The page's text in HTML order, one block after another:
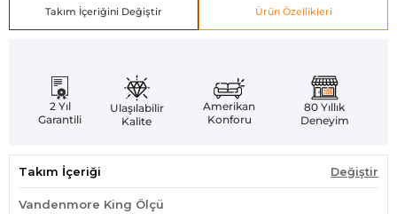
Takım İçeriğini Değiştir Ürün Özellikleri
2 Yıl
Garantili
Ulaşılabilir
Kalite
Amerikan
Konforu
80 Yıllık
Deneyim
Takım İçeriği Değiştir
Vandenmore King Ölçü